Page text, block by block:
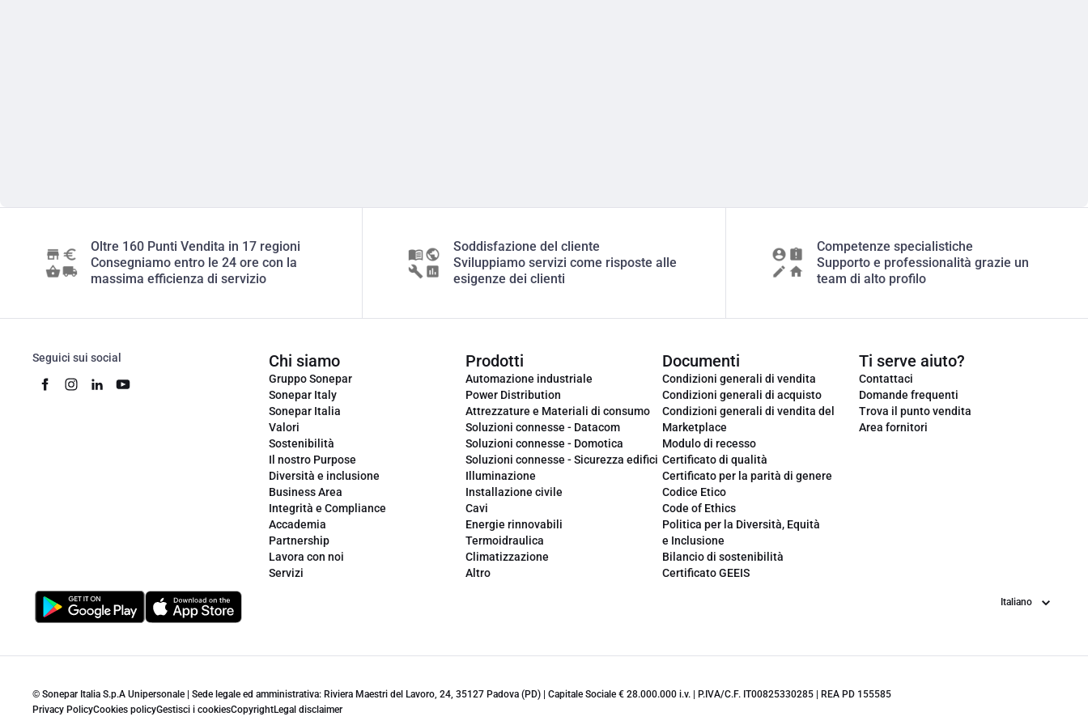
Oltre 160 Punti Vendita in 17 regioni
Consegniamo entro le 24 ore con la
massima efficienza di servizio
Soddisfazione del cliente
Sviluppiamo servizi come risposte alle
esigenze dei clienti
Competenze specialistiche
Supporto e professionalità grazie un
team di alto profilo
Seguici sui social Chi siamo
Gruppo Sonepar
Sonepar Italy
Sonepar Italia
Valori
Sostenibilità
Il nostro Purpose
Diversità e inclusione
Business Area
Integrità e Compliance
Accademia
Partnership
Lavora con noi
Servizi
Prodotti
Automazione industriale
Power Distribution
Attrezzature e Materiali di consumo
Soluzioni connesse - Datacom
Soluzioni connesse - Domotica
Soluzioni connesse - Sicurezza edifici
Illuminazione
Installazione civile
Cavi
Energie rinnovabili
Termoidraulica
Climatizzazione
Altro
Documenti
Condizioni generali di vendita
Condizioni generali di acquisto
Condizioni generali di vendita del
Marketplace
Modulo di recesso
Certificato di qualità
Certificato per la parità di genere
Codice Etico
Code of Ethics
Politica per la Diversità, Equità
e Inclusione
Bilancio di sostenibilità
Certificato GEEIS
Ti serve aiuto?
Contattaci
Domande frequenti
Trova il punto vendita
Area fornitori
Lingua
© Sonepar Italia S.p.A Unipersonale | Sede legale ed amministrativa: Riviera Maestri del Lavoro, 24, 35127 Padova (PD) | Capitale Sociale € 28.000.000 i.v. | P.IVA/C.F. IT00825330285 | REA PD 155585
Privacy PolicyCookies policyGestisci i cookiesCopyrightLegal disclaimer